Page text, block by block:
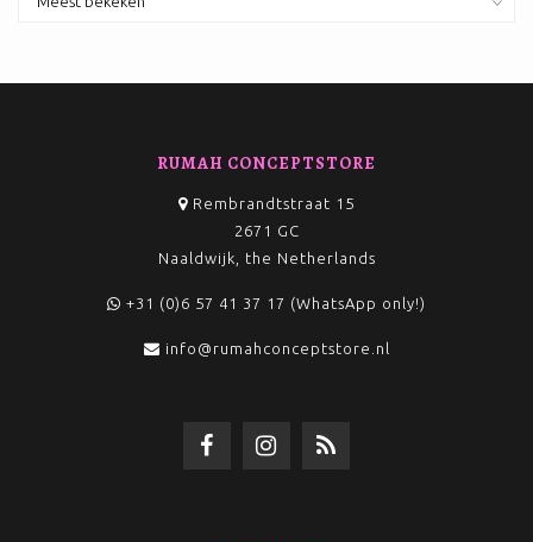
RUMAH CONCEPTSTORE
Rembrandtstraat 15
2671 GC
Naaldwijk, the Netherlands
+31 (0)6 57 41 37 17 (WhatsApp only!)
info@rumahconceptstore.nl